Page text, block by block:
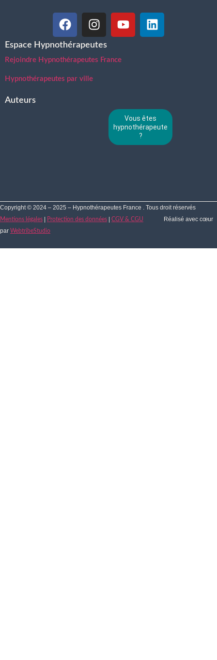
Espace Hypnothérapeutes
Rejoindre Hypnothérapeutes France
Hypnothérapeutes par ville
Auteurs
Vous êtes
hypnothérapeute
?
Copyright © 2024 – 2025 – Hypnothérapeutes France . Tous droit réservés
Mentions légales | Protection des données | CGV & CGU
Réalisé avec cœur
par WebtribeStudio